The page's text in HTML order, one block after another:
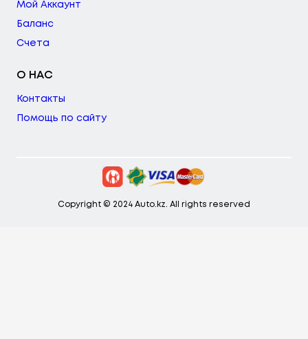
Мой Аккаунт
Баланс
Счета
О НАС
Контакты
Помощь по сайту
Copyright © 2024 Auto.kz. All rights reserved